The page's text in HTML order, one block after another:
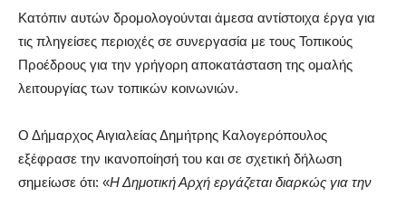
Κατόπιν αυτών δρομολογούνται άμεσα αντίστοιχα έργα για
τις πληγείσες περιοχές σε συνεργασία με τους Τοπικούς
Προέδρους για την γρήγορη αποκατάσταση της ομαλής
λειτουργίας των τοπικών κοινωνιών.
Ο Δήμαρχος Αιγιαλείας Δημήτρης Καλογερόπουλος
εξέφρασε την ικανοποίησή του και σε σχετική δήλωση
σημείωσε ότι: «Η Δημοτική Αρχή εργάζεται διαρκώς για την